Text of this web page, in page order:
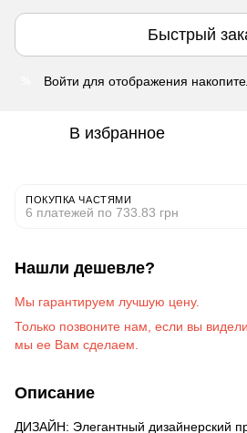
Быстрый
Войти для отображения
В избранное
ПОКУПКА ЧАСТЯМИ
6 платежей по 733.83 грн
Нашли дешевле?
Мы гарантируем лучшую цену.
Только позвоните нам , если вы
мы ее Вам сделаем
Описание
ДИЗАЙН: Элегантный дизайнерский